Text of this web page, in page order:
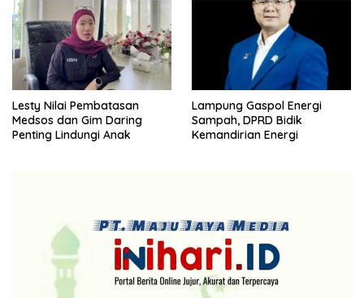
Lesty Nilai Pembatasan
Medsos dan Gim Daring
Penting Lindungi Anak
Lampung Gaspol Energi
Sampah, DPRD Bidik
Kemandirian Energi